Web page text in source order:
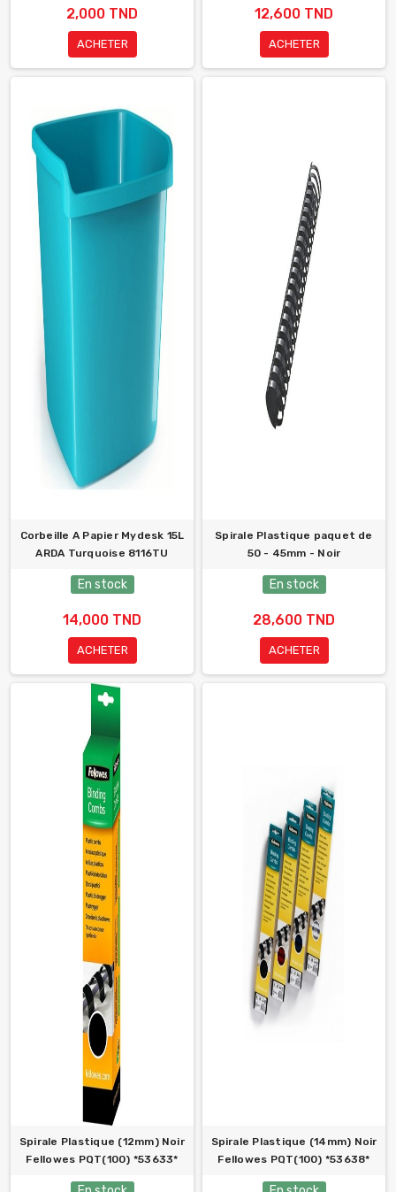
2,000 TND
ACHETER
12,600 TND
ACHETER
Corbeille A Papier Mydesk 15L
ARDA Turquoise 8116TU
En stock
14,000 TND
ACHETER
Spirale Plastique paquet de
50 - 45mm - Noir
En stock
28,600 TND
ACHETER
Spirale Plastique (12mm) Noir
Fellowes PQT(100) *53633*
Spirale Plastique (14mm) Noir
Fellowes PQT(100) *53638*